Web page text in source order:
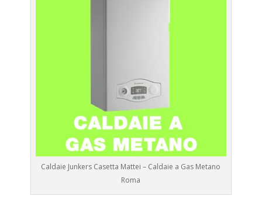
Caldaie Junkers Casetta Mattei – Caldaie a Gas Metano
Roma